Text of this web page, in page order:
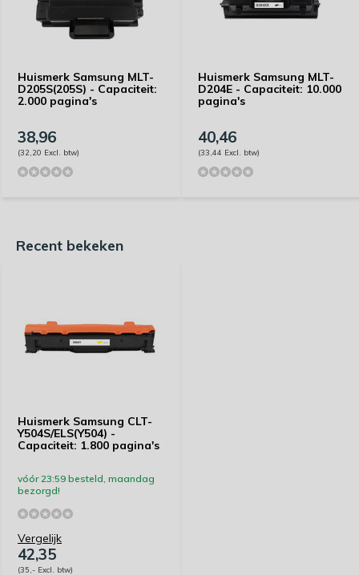
Huismerk Samsung MLT-
D205S(205S) - Capaciteit:
2.000 pagina's
38,96
(32,20 Excl. btw)
Huismerk Samsung MLT-
D204E - Capaciteit: 10.000
pagina's
40,46
(33,44 Excl. btw)
Recent bekeken
Huismerk Samsung CLT-
Y504S/ELS(Y504) -
Capaciteit: 1.800 pagina's
vóór 23:59 besteld, maandag
bezorgd!
Vergelijk
42,35
(35,- Excl. btw)